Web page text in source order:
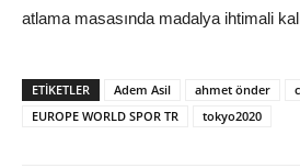
atlama masasında madalya ihtimali
ETIKETLER Adem Asil ahmet önder
EUROPE WORLD SPOR TR
tokyo2020